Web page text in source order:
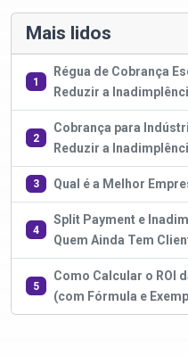
Mais lidos
1
Régua de Cobrança
Reduzir a
2
Cobrança para
Reduzir a
3 Qual é a Melhor
4
Split Payment e
Quem Ainda Tem
5
Como Calcular o ROI
(com Fórmula e